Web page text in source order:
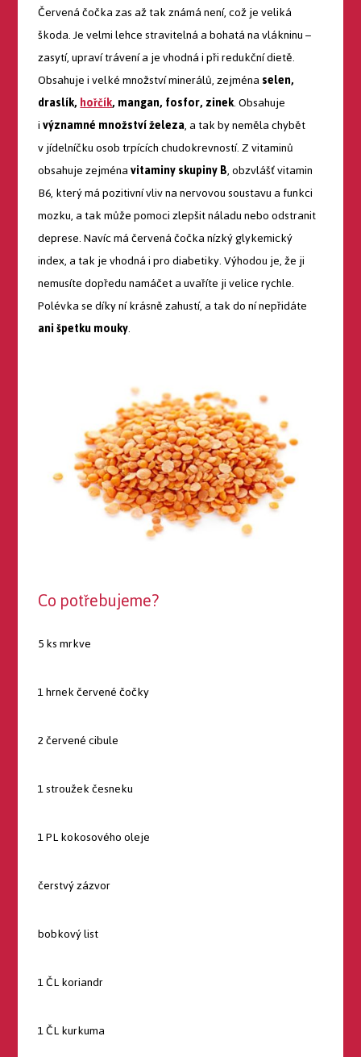
Červená čočka zas až tak známá není, což je veliká
škoda. Je velmi lehce stravitelná a bohatá na vlákninu –
zasytí, upraví trávení a je vhodná i při redukční dietě.
Obsahuje i velké množství minerálů, zejménaselen,
draslík,hořčík, mangan, fosfor, zinek. Obsahuje
ivýznamné množství železa, a tak by neměla chybět
v jídelníčku osob trpících chudokrevností. Z vitaminů
obsahuje zejménavitaminy skupiny B, obzvlášť vitamin
B6, který má pozitivní vliv na nervovou soustavu a funkci
mozku, a tak může pomoci zlepšit náladu nebo odstranit
deprese. Navíc má červená čočka nízký glykemický
index, a tak je vhodná i pro diabetiky. Výhodou je, že ji
nemusíte dopředu namáčet a uvaříte ji velice rychle.
Polévka se díky ní krásně zahustí, a tak do ní nepřidáte
ani špetku mouky.
Co potřebujeme?
5 ks mrkve
1 hrnek červené čočky
2 červené cibule
1 stroužek česneku
1 PL kokosového oleje
čerstvý zázvor
bobkový list
1 ČL koriandr
1 ČL kurkuma